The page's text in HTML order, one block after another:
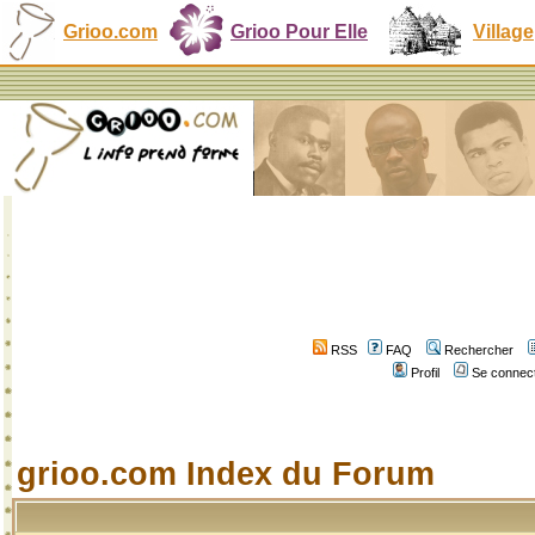
Grioo.com Grioo Pour Elle Village
RSS FAQ
Rechercher
Profil
Se
grioo.com Index du Forum